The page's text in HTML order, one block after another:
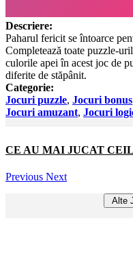
Descriere:
Paharul fericit se întoarce
Completează toate puzzle-
culorile apei în acest joc de
diferite de stăpânit.
Categorie:
Jocuri puzzle, Jocuri bonus
Jocuri amuzant, Jocuri
CE AU MAI JUCAT
Previous Next
Alte